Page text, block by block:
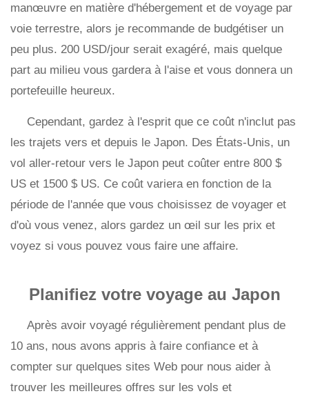
manœuvre en matière d'hébergement et de voyage par
voie terrestre, alors je recommande de budgétiser un
peu plus. 200 USD/jour serait exagéré, mais quelque
part au milieu vous gardera à l'aise et vous donnera un
portefeuille heureux.
Cependant, gardez à l'esprit que ce coût n'inclut pas
les trajets vers et depuis le Japon. Des États-Unis, un
vol aller-retour vers le Japon peut coûter entre 800 $
US et 1500 $ US. Ce coût variera en fonction de la
période de l'année que vous choisissez de voyager et
d'où vous venez, alors gardez un œil sur les prix et
voyez si vous pouvez vous faire une affaire.
Planifiez votre voyage au Japon
Après avoir voyagé régulièrement pendant plus de
10 ans, nous avons appris à faire confiance et à
compter sur quelques sites Web pour nous aider à
trouver les meilleures offres sur les vols et